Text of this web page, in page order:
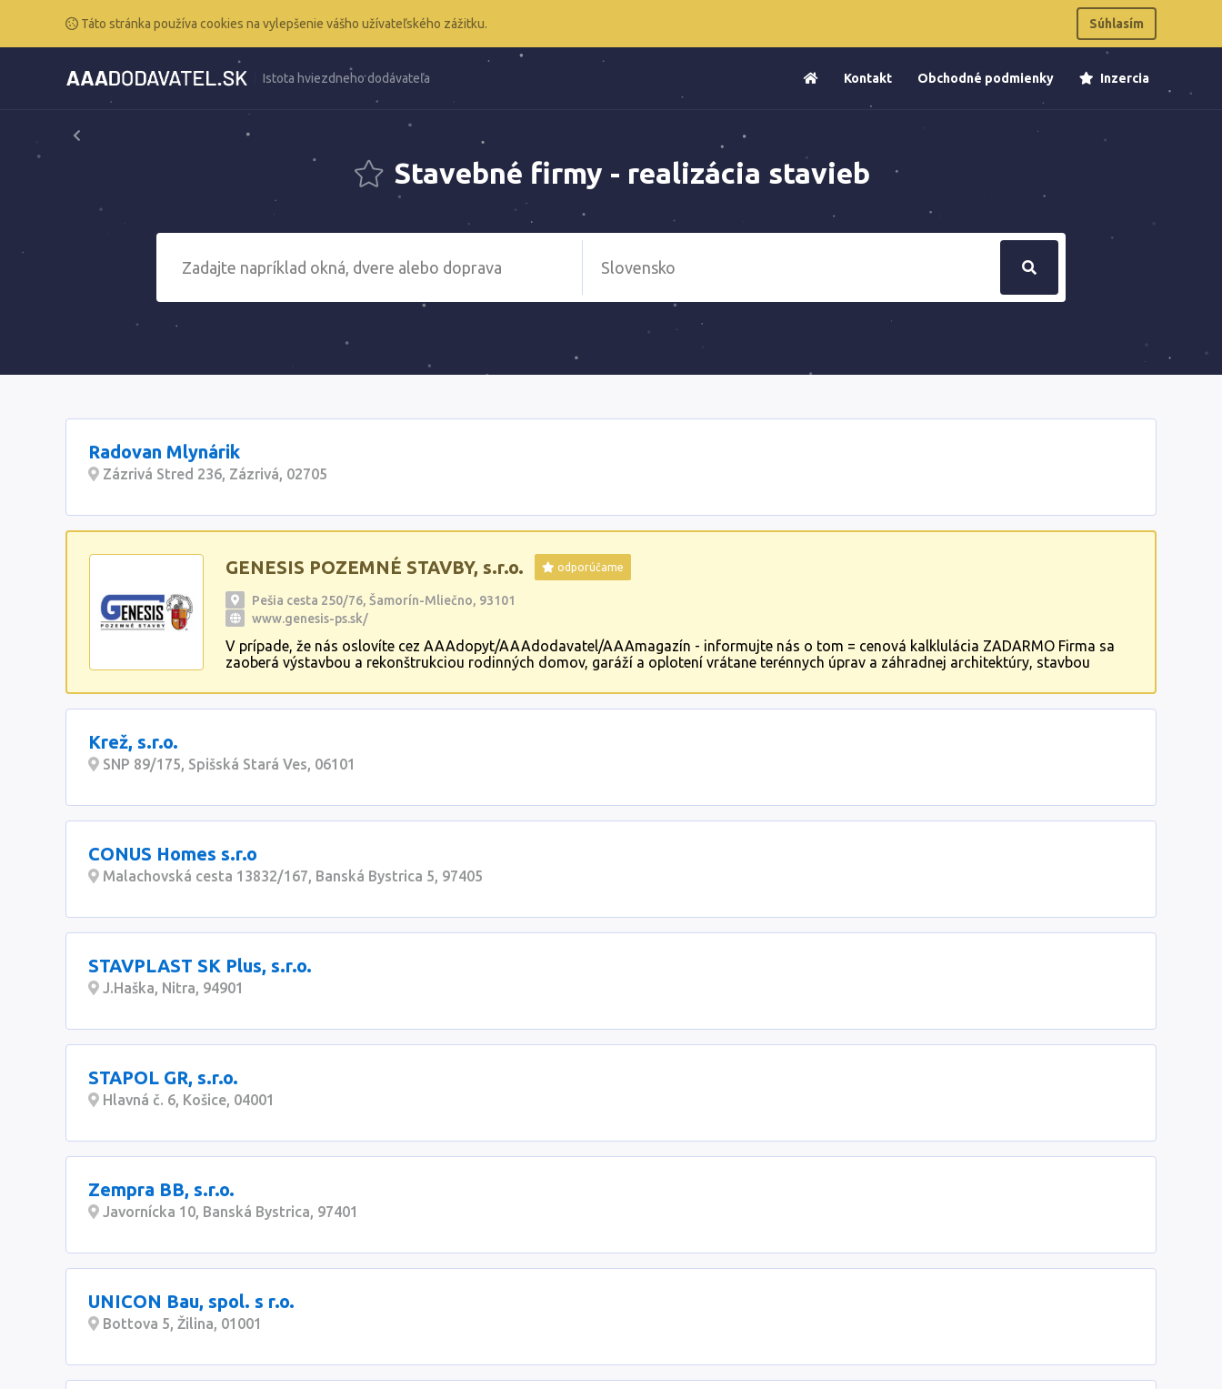
Táto stránka používa cookies na vylepšenie vášho užívateľského zážitku. Súhlasím
Istota hviezdneho dodávateľa Kontakt Obchodné podmienky Inzercia
Stavebné firmy - realizácia stavieb
Radovan Mlynárik
Zázrivá Stred 236, Zázrivá, 02705
GENESIS POZEMNÉ STAVBY, s.r.o. odporúčame
Pešia cesta 250/76, Šamorín-Mliečno, 93101
www.genesis-ps.sk/
V prípade, že nás oslovíte cez AAAdopyt/AAAdodavatel/AAAmagazín - informujte nás o tom = cenová kalklulácia ZADARMO Firma sa
zaoberá výstavbou a rekonštrukciou rodinných domov, garáží a oplotení vrátane terénnych úprav a záhradnej architektúry, stavbou
Krež, s.r.o.
SNP 89/175, Spišská Stará Ves, 06101
CONUS Homes s.r.o
Malachovská cesta 13832/167, Banská Bystrica 5, 97405
STAVPLAST SK Plus, s.r.o.
J.Haška, Nitra, 94901
STAPOL GR, s.r.o.
Hlavná č. 6, Košice, 04001
Zempra BB, s.r.o.
Javornícka 10, Banská Bystrica, 97401
UNICON Bau, spol. s r.o.
Bottova 5, Žilina, 01001